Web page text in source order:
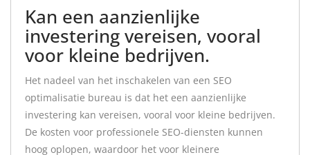
Kan een aanzienlijke
investering vereisen, vooral
voor kleine bedrijven.
Het nadeel van het inschakelen van een SEO
optimalisatie bureau is dat het een aanzienlijke
investering kan vereisen, vooral voor kleine bedrijven.
De kosten voor professionele SEO-diensten kunnen
hoog oplopen, waardoor het voor kleinere